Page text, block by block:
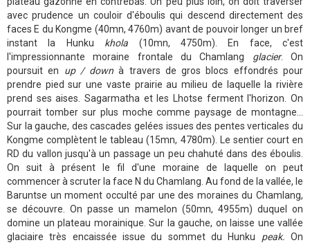
avec prudence un couloir d'éboulis qui descend directement des
faces E du Kongme (40mn, 4760m) avant de pouvoir longer un bref
instant la Hunku khola (10mn, 4750m). En face, c'est
l'impressionnante moraine frontale du Chamlang glacier. On
poursuit en up / down à travers de gros blocs effondrés pour
prendre pied sur une vaste prairie au milieu de laquelle la rivière
prend ses aises. Sagarmatha et les Lhotse ferment l'horizon. On
pourrait tomber sur plus moche comme paysage de montagne...
Sur la gauche, des cascades gelées issues des pentes verticales du
Kongme complètent le tableau (15mn, 4780m). Le sentier court en
RD du vallon jusqu'à un passage un peu chahuté dans des éboulis.
On suit à présent le fil d'une moraine de laquelle on peut
commencer à scruter la face N du Chamlang. Au fond de la vallée, le
Baruntse un moment occulté par une des moraines du Chamlang,
se découvre. On passe un mamelon (50mn, 4955m) duquel on
domine un plateau morainique. Sur la gauche, on laisse une vallée
glaciaire très encaissée issue du sommet du Hunku peak. On